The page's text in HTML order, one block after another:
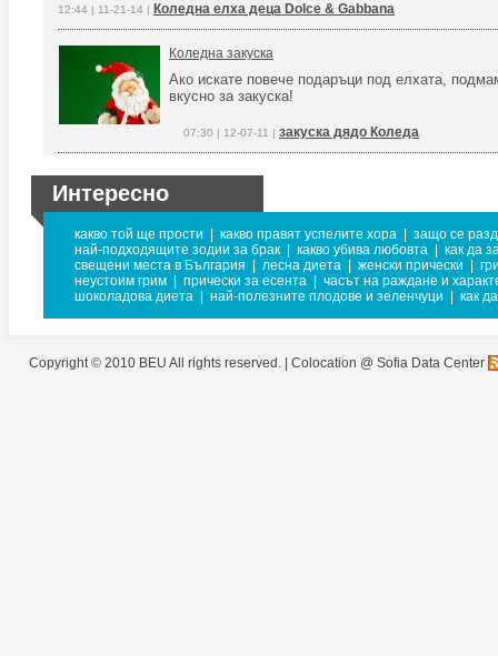
12:44 | 11-21-14 | Коледна елха деца Dolce & Gabbana
Коледна закуска
Ако искате повече подаръци под елхата,
вкусно за закуска!
07:30 | 12-07-11 | закуска дядо Коледа
Интересно
какво той ще прости какво правят успелите хора
защо се
най-подходящите зодии за брак
какво убива любовта
как да
свещени места в България
лесна диета женски прически
неустоим грим
прически за есента
часът на раждане и
шоколадова диета
най-полезните плодове и зеленчуци как
Copyright © 2010 BEU All rights reserved. | Colocation @ Sofia Data Center